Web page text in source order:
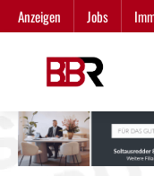
Zum
Inhalt
Anzeigen Jobs